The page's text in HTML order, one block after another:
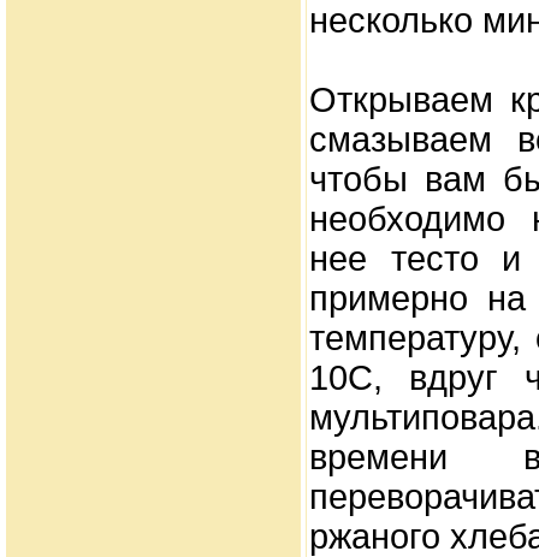
несколько
Открываем
смазываем
чтобы вам
необходимо
нее тесто и
примерно на
10С, вдруг
времени
ржаного